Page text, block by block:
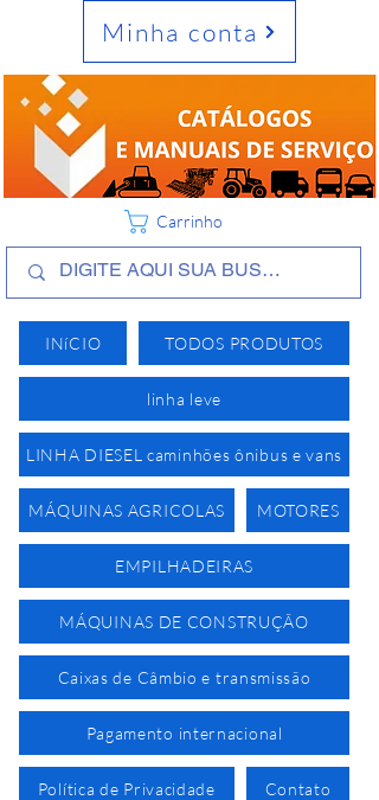
INíCIO TODOS PRODUTOS
linha leve
LINHA DIESEL caminhões ônibus e vans
MÁQUINAS AGRICOLAS MOTORES
EMPILHADEIRAS
MÁQUINAS DE CONSTRUÇÃO
Caixas de Câmbio e transmissão
Pagamento internacional
Política de Privacidade Contato
Minha conta
Carrinho